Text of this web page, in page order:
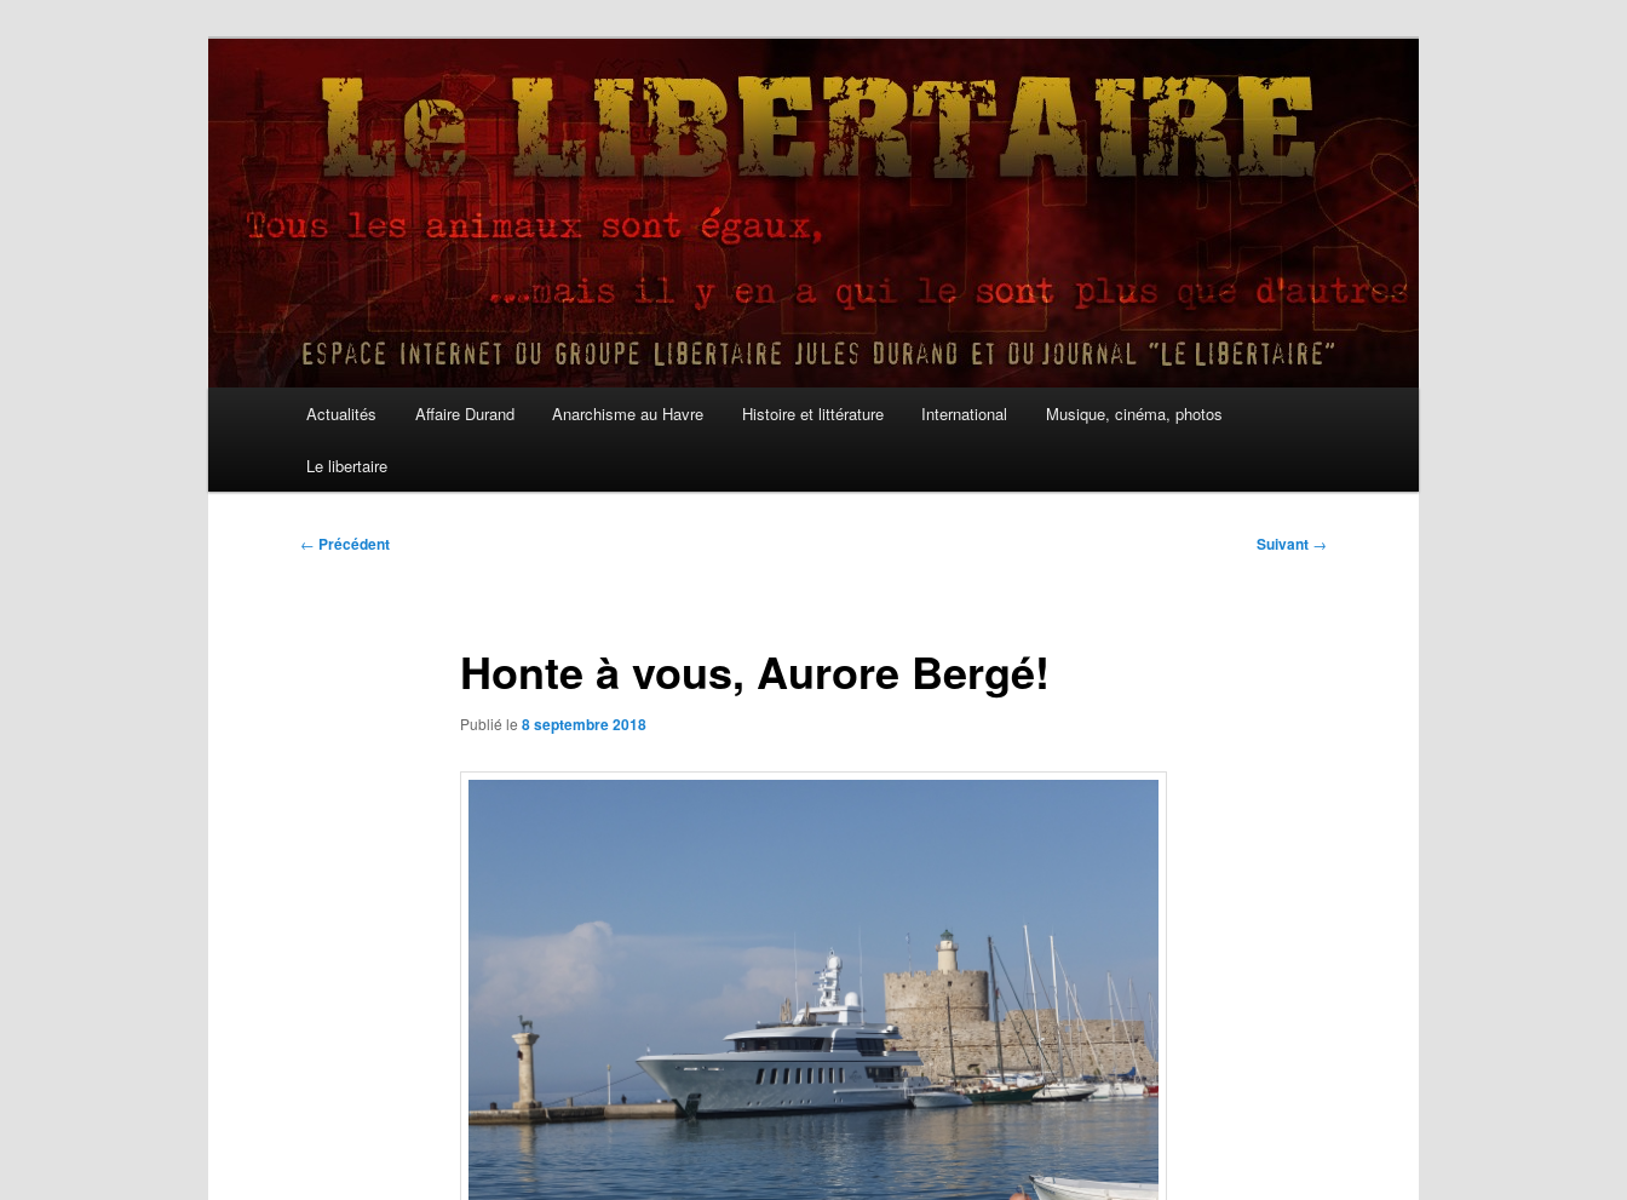
Le Libertaire
Actualités Affaire Durand Anarchisme au Havre Histoire et littérature International Musique, cinéma, photos
Le libertaire
Navigation
← Précédent Suivant →
Honte à vous, Aurore Bergé!
Publié le 8 septembre 2018